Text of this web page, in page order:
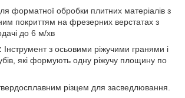
форматної обробки плитних матеріалів з
покриттям на фрезерних верстатах з
до 6 м/хв
Інструмент з осьовими ріжучими гранями і
які формують одну ріжучу площину по
різцем для засведлювання.